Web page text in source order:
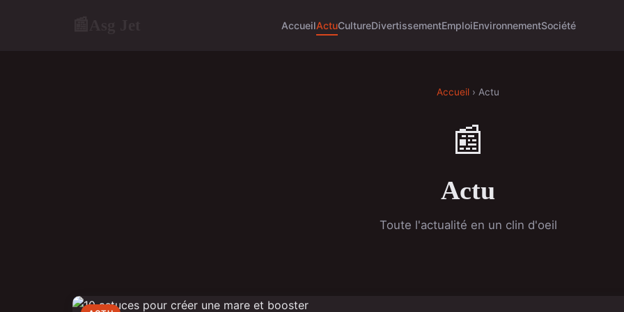
AccueilActuCultureDivertissementEmploiEnvironnementSociété
Accueil › Actu
📰
Actu
Toute l'actualité en un clin d'oeil